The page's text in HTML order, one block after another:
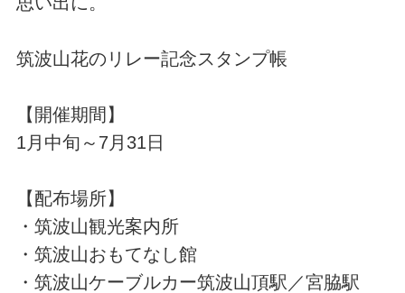
筑波山花のリレー記念スタンプ帳
【開催期間】
1月中旬～7月31日
【配布場所】
・筑波山観光案内所
・筑波山おもてなし館
・筑波山ケーブルカー筑波山頂駅／宮脇駅